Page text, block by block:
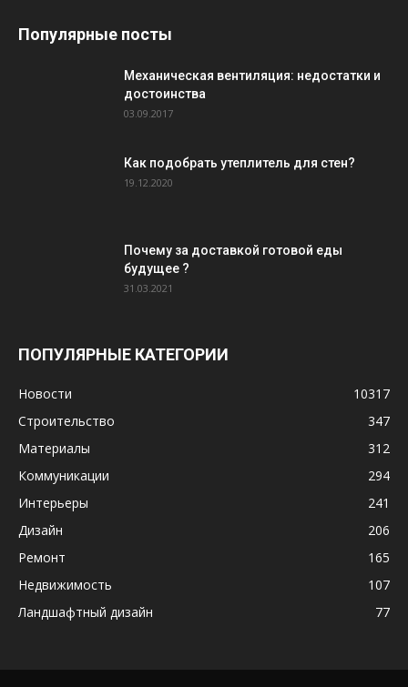
Популярные посты
Механическая вентиляция: недостатки и
достоинства
03.09.2017
Как подобрать утеплитель для стен?
19.12.2020
Почему за доставкой готовой еды
будущее ?
31.03.2021
ПОПУЛЯРНЫЕ КАТЕГОРИИ
Новости
10317
Строительство
347
Материалы
312
Коммуникации
294
Интерьеры
241
Дизайн
206
Ремонт
165
Недвижимость
107
Ландшафтный дизайн
77